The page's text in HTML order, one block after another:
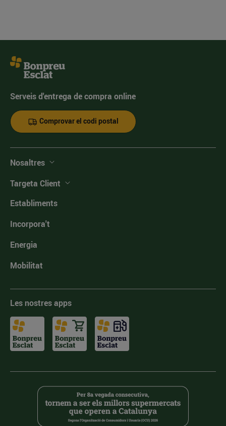
Serveis d'entrega de compra online
Comprovar el codi postal
Nosaltres
Targeta Client
Establiments
Incorpora't
Energia
Mobilitat
Les nostres apps